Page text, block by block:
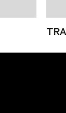
on Rss